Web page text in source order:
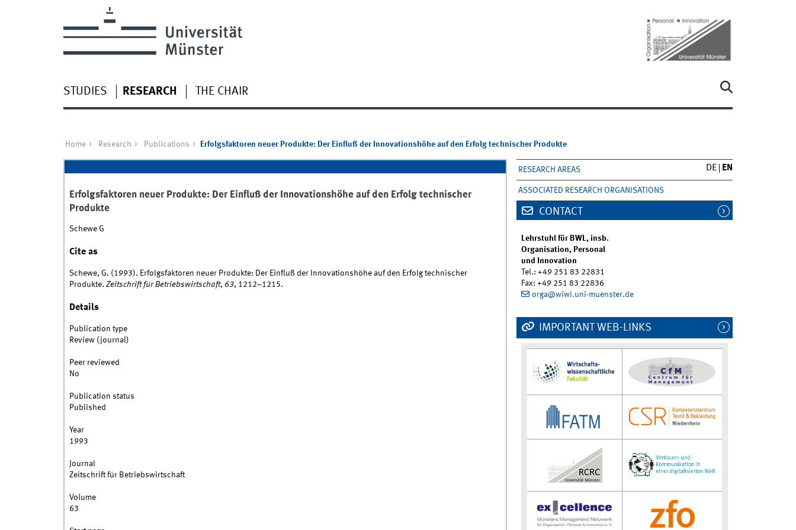
STUDIES RESEARCH THE CHAIR
DE EN
Home Research Publications Erfolgsfaktoren neuer Produkte: Der Einfluß der Innovationshöhe auf den Erfolg technischer Produkte
RESEARCH AREAS
ASSOCIATED RESEARCH ORGANISATIONS
Erfolgsfaktoren neuer Produkte: Der Einfluß der Innovationshöhe auf den Erfolg technischer
Produkte
Schewe G
Cite as
Schewe, G. (1993). Erfolgsfaktoren neuer Produkte: Der Einfluß der Innovationshöhe auf den Erfolg technischer
Produkte. Zeitschrift für Betriebswirtschaft, 63, 1212–1215.
Details
Publication type
Review (journal)
Peer reviewed
No
Publication status
Published
Year
1993
Journal
Zeitschrift für Betriebswirtschaft
Volume
63
CONTACT
Lehrstuhl für BWL, insb.
Organisation, Personal
und Innovation
Tel.: +49 251 83 22831
Fax: +49 251 83 22836
orga@wiwi.uni-muenster.de
IMPORTANT WEB-LINKS